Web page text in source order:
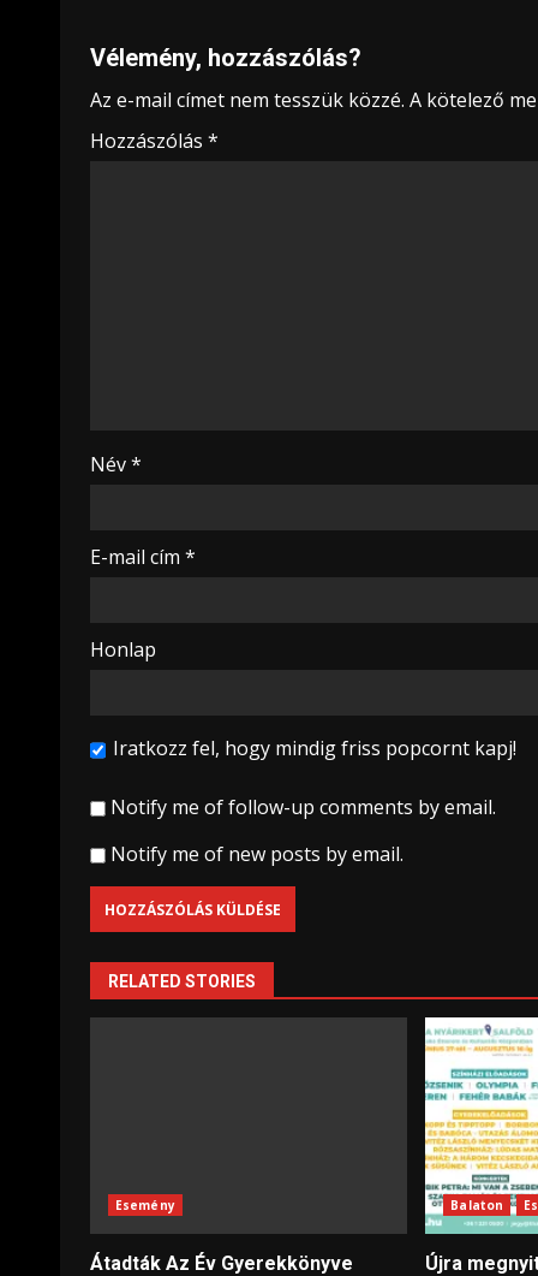
Vélemény, hozzászólás?
Az e-mail címet nem tesszük közzé. A kötelező
Hozzászólás *
Név*
E-mail cím *
Honlap
Iratkozz fel, hogy mindig friss popcornt kapj!
Notify me of follow-up comments by email.
Notify me of new posts by email.
RELATED STORIES
Esemény
Átadták Az Év Gyerekkönyve
Balaton
Újra